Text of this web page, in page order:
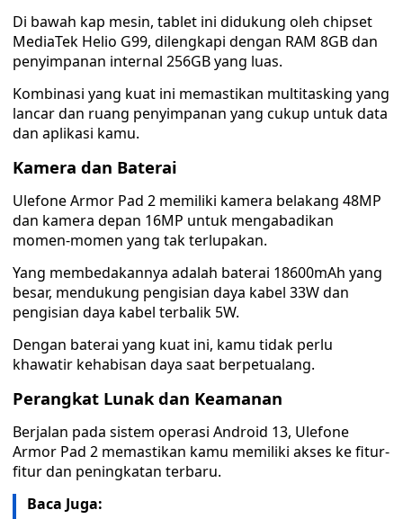
Di bawah kap mesin, tablet ini didukung oleh chipset
MediaTek Helio G99, dilengkapi dengan RAM 8GB dan
penyimpanan internal 256GB yang luas.
Kombinasi yang kuat ini memastikan multitasking yang
lancar dan ruang penyimpanan yang cukup untuk data
dan aplikasi kamu.
Kamera dan Baterai
Ulefone Armor Pad 2 memiliki kamera belakang 48MP
dan kamera depan 16MP untuk mengabadikan
momen-momen yang tak terlupakan.
Yang membedakannya adalah baterai 18600mAh yang
besar, mendukung pengisian daya kabel 33W dan
pengisian daya kabel terbalik 5W.
Dengan baterai yang kuat ini, kamu tidak perlu
khawatir kehabisan daya saat berpetualang.
Perangkat Lunak dan Keamanan
Berjalan pada sistem operasi Android 13, Ulefone
Armor Pad 2 memastikan kamu memiliki akses ke fitur-
fitur dan peningkatan terbaru.
Baca Juga: